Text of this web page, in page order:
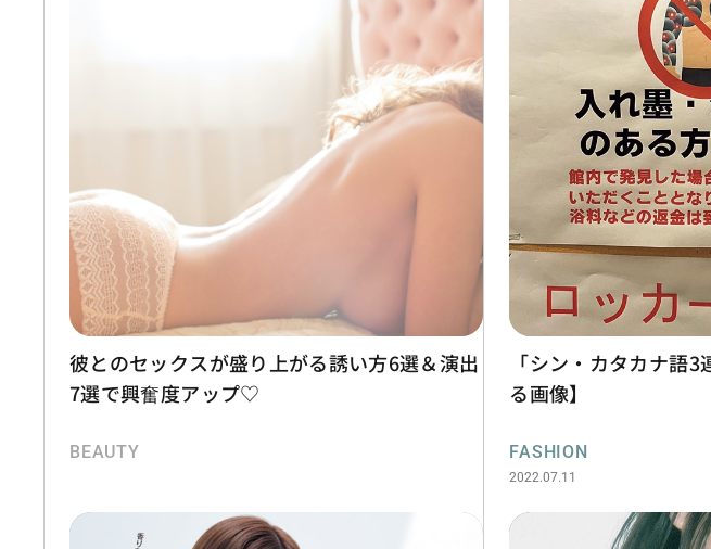
彼とのセックスが盛り上がる誘い方6選＆演出
7選で興奮度アップ♡
「シン・カタカナ語
る画像】
BEAUTY FASHION
2022.07.11